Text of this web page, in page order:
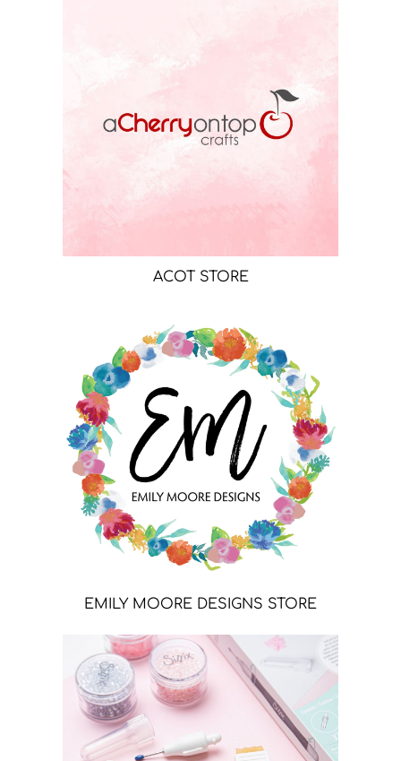
ACOT STORE
EMILY MOORE DESIGNS STORE